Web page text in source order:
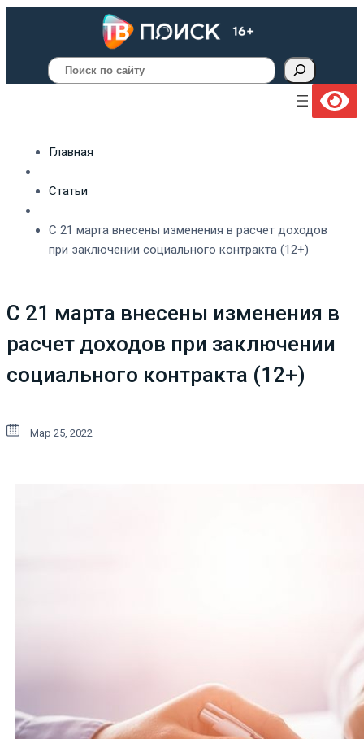
Поиск
Главная
Статьи
С 21 марта внесены изменения в расчет доходов
при заключении социального контракта (12+)
С 21 марта внесены изменения в
расчет доходов при заключении
социального контракта (12+)
Мар 25, 2022